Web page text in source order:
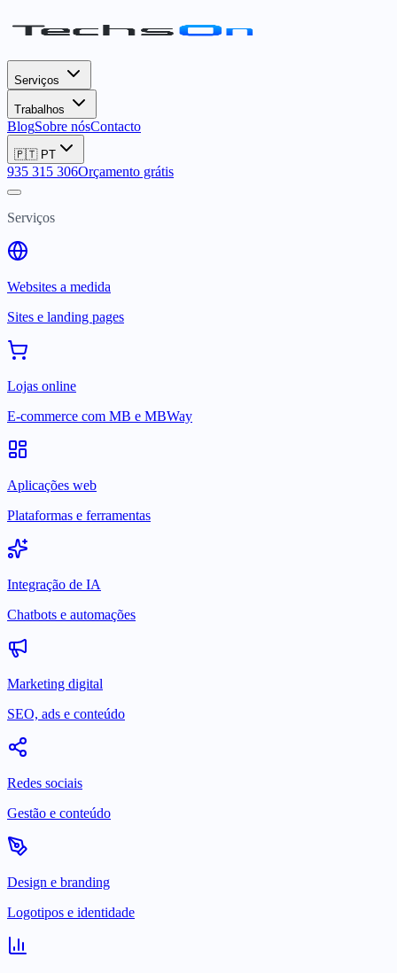
Serviços
Trabalhos
BlogSobre nósContacto
🇵🇹 PT
935 315 306Orçamento grátis
Serviços
Websites a medida
Sites e landing pages
Lojas online
E-commerce com MB e MBWay
Aplicações web
Plataformas e ferramentas
Integração de IA
Chatbots e automações
Marketing digital
SEO, ads e conteúdo
Redes sociais
Gestão e conteúdo
Design e branding
Logotipos e identidade